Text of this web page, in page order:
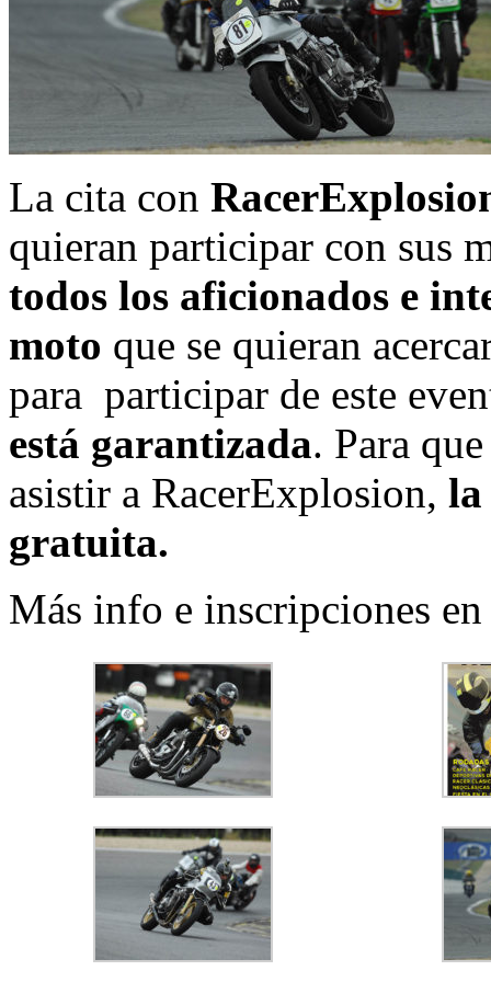
La cita con
quieran participar con sus
todos los aficionados e
moto que se quieran
para participar de este
está garantizada. Para
asistir a RacerExplosion, la
gratuita.
Más info e inscripciones